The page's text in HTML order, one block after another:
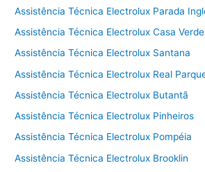
Assistência Técnica Electrolux Parada
Assistência Técnica Electrolux Casa Verde
Assistência Técnica Electrolux Santana
Assistência Técnica Electrolux Real
Assistência Técnica Electrolux Butantã
Assistência Técnica Electrolux Pinheiros
Assistência Técnica Electrolux Pompéia
Assistência Técnica Electrolux Brooklin